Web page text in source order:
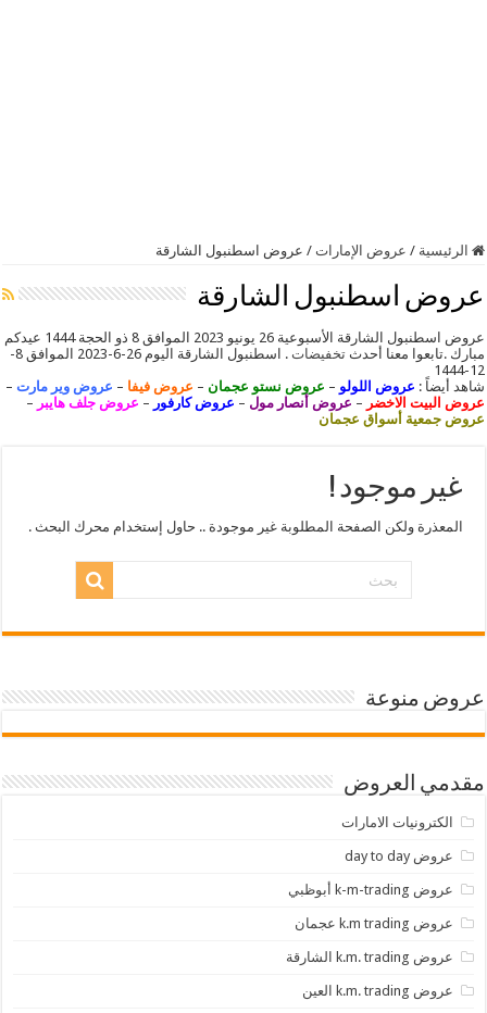
الرئيسية / عروض الإمارات / عروض اسطنبول الشارقة
عروض اسطنبول الشارقة
عروض اسطنبول الشارقة الأسبوعية 26 يونيو 2023 الموافق 8 ذو الحجة 1444 عيدكم
مبارك .تابعوا معنا أحدثتخفيضات
. اسطنبول الشارقة اليوم 26-6-2023 الموافق 8-
12-1444
شاهد أيضاً : عروض اللولو – عروض نستو عجمان – عروض فيفا – عروض وير مارت –
عروض البيت الاخضر – عروض أنصار مول – عروض كارفور – عروض جلف هايبر –
عروض جمعية أسواق عجمان
غير موجود !
المعذرة ولكن الصفحة المطلوبة غير موجودة .. حاول إستخدام محرك البحث .
عروض منوعة
مقدمي العروض
الكترونيات الامارات
عروض day to day
عروض k-m-trading أبوظبي
عروض k.m trading عجمان
عروض k.m. trading الشارقة
عروض k.m. trading العين